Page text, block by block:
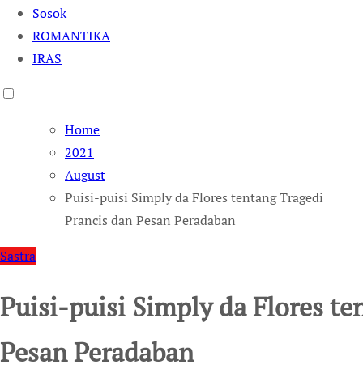
Sosok
ROMANTIKA
IRAS
Home
2021
August
Puisi-puisi Simply da Flores tentang Tragedi
Prancis dan Pesan Peradaban
Sastra
Puisi-puisi Simply da Flores
Pesan Peradaban